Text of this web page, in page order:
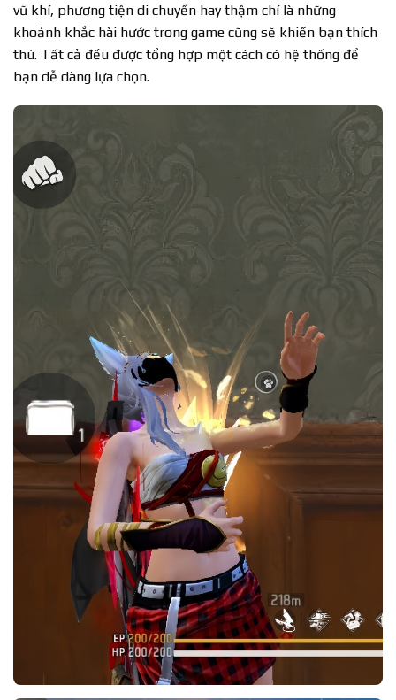
vũ khí, phương tiện di chuyển hay thậm chí là những
khoảnh khắc hài hước trong game cũng sẽ khiến bạn thích
thú. Tất cả đều được tổng hợp một cách có hệ thống để
bạn dễ dàng lựa chọn.